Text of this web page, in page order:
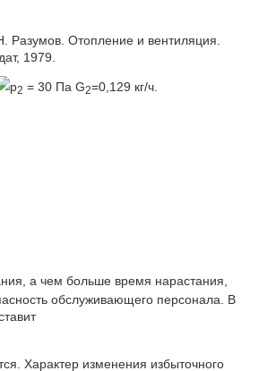
Отопление и вентиляция.
1979.
p2 = 30 Па G2=0,129 кг/ч.
а чем больше время нарастания,
обслуживающего персонала. В
Характер изменения избыточного